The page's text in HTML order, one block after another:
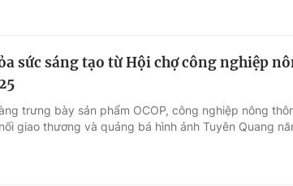
sức sáng tạo từ Hội chợ công nghiệp
trưng bày sản phẩm OCOP, công nghiệp nông
giao thương và quảng bá hình ảnh Tuyên Quang